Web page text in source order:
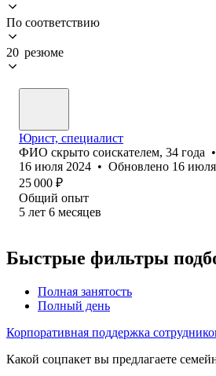
По соответствию
20 резюме
Юрист, специалист
ФИО скрыто соискателем, 34 года •
16 июля 2024 • Обновлено 16
25 000 ₽
Общий опыт
5 лет 6 месяцев
Быстрые фильтры
Полная занятость
Полный день
Корпоративная поддержка
Какой соцпакет вы предлагаете